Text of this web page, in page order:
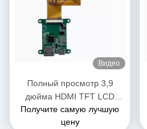
Видео
Полный просмотр 3,9
дюйма HDMI TFT LCD
дисплей 480 * 128
сенсорный экран Широкая
Получите самую лучшую
цену